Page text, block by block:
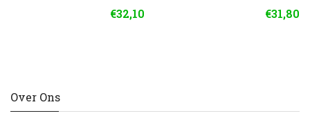
€32,10 €31,80
Over Ons